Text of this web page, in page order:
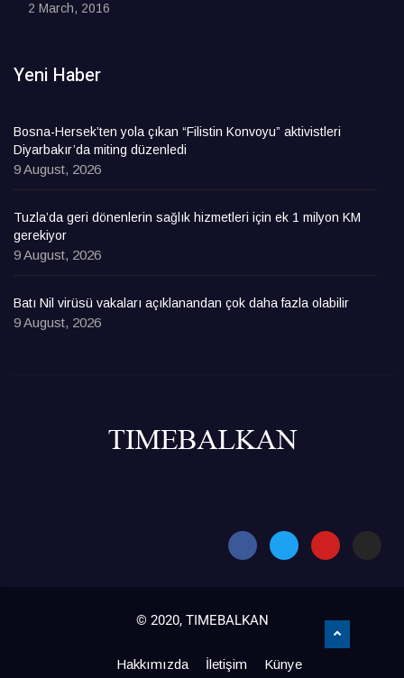
2 March, 2016
Yeni Haber
Bosna-Hersek’ten yola çıkan “Filistin Konvoyu” aktivistleri
Diyarbakır’da miting düzenledi
9 August, 2026
Tuzla’da geri dönenlerin sağlık hizmetleri için ek 1 milyon KM
gerekiyor
9 August, 2026
Batı Nil virüsü vakaları açıklanandan çok daha fazla olabilir
9 August, 2026
© 2020, TIMEBALKAN
Hakkımızda İletişim Künye